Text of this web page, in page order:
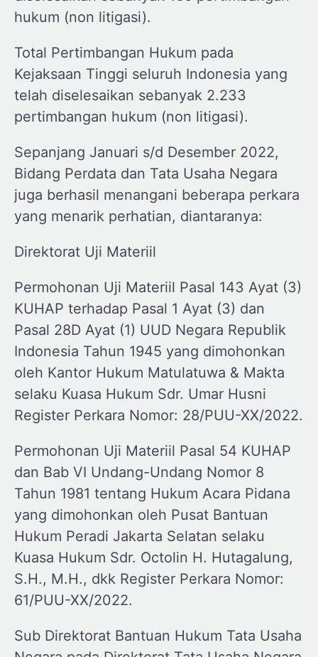
hukum (non litigasi).
Total Pertimbangan Hukum pada
Kejaksaan Tinggi seluruh Indonesia yang
telah diselesaikan sebanyak 2.233
pertimbangan hukum (non litigasi).
Sepanjang Januari s/d Desember 2022,
Bidang Perdata dan Tata Usaha Negara
juga berhasil menangani beberapa perkara
yang menarik perhatian, diantaranya:
Direktorat Uji Materiil
Permohonan Uji Materiil Pasal 143 Ayat (3)
KUHAP terhadap Pasal 1 Ayat (3) dan
Pasal 28D Ayat (1) UUD Negara Republik
Indonesia Tahun 1945 yang dimohonkan
oleh Kantor Hukum Matulatuwa & Makta
selaku Kuasa Hukum Sdr. Umar Husni
Register Perkara Nomor: 28/PUU-XX/2022.
Permohonan Uji Materiil Pasal 54 KUHAP
dan Bab VI Undang-Undang Nomor 8
Tahun 1981 tentang Hukum Acara Pidana
yang dimohonkan oleh Pusat Bantuan
Hukum Peradi Jakarta Selatan selaku
Kuasa Hukum Sdr. Octolin H. Hutagalung,
S.H., M.H., dkk Register Perkara Nomor:
61/PUU-XX/2022.
Sub Direktorat Bantuan Hukum Tata Usaha